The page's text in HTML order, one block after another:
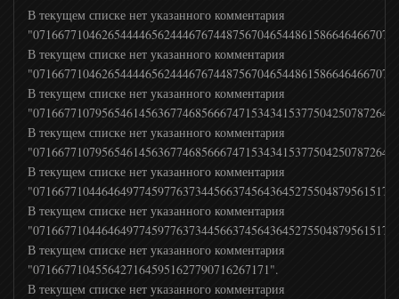
Мир 24 ТВ
BBC News
Russia today
Russia Today Doc
DNK
В текущем списке нет указанного комментария
В текущем списке нет указанного комментария
В текущем списке нет указанного комментария
В текущем списке нет указанного комментария
В текущем списке нет указанного комментария
В текущем списке нет указанного комментария
В текущем списке нет указанного комментария
"07166771045564271645951627790716267171".
В текущем списке нет указанного комментария